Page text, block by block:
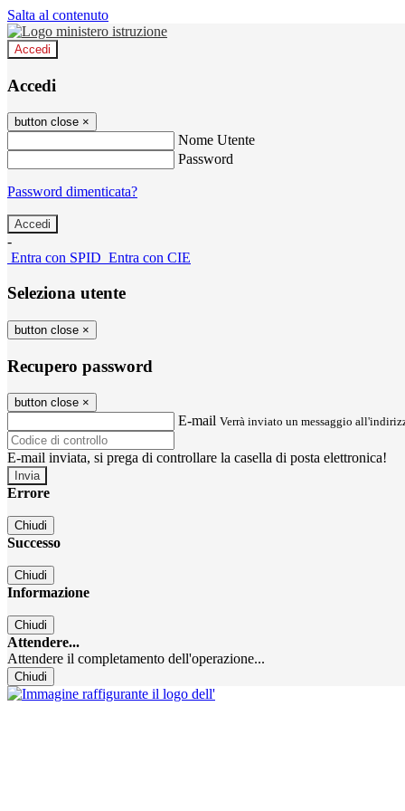
Salta al contenuto
Accedi
Accedi
button close ×
Nome Utente
Password
Password dimenticata?
-
Entra con SPID Entra con CIE
Seleziona utente
button close ×
Recupero password
button close ×
E-mail Verrà inviato un messaggio
E-mail inviata, si prega di controllare la casella di posta elettronica!
Errore
Chiudi
Successo
Chiudi
Informazione
Chiudi
Attendere...
Attendere il completamento dell'operazione...
Chiudi